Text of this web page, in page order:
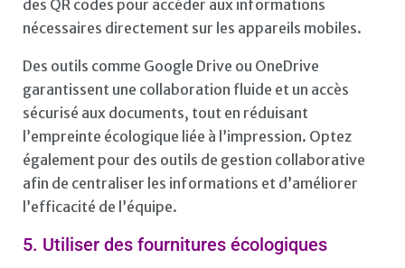
des QR codes pour accéder aux informations
nécessaires directement sur les appareils mobiles.
Des outils comme Google Drive ou OneDrive
garantissent une collaboration fluide et un accès
sécurisé aux documents, tout en réduisant
l’empreinte écologique liée à l’impression. Optez
également pour des outils de gestion collaborative
afin de centraliser les informations et d’améliorer
l’efficacité de l’équipe.
5. Utiliser des fournitures écologiques